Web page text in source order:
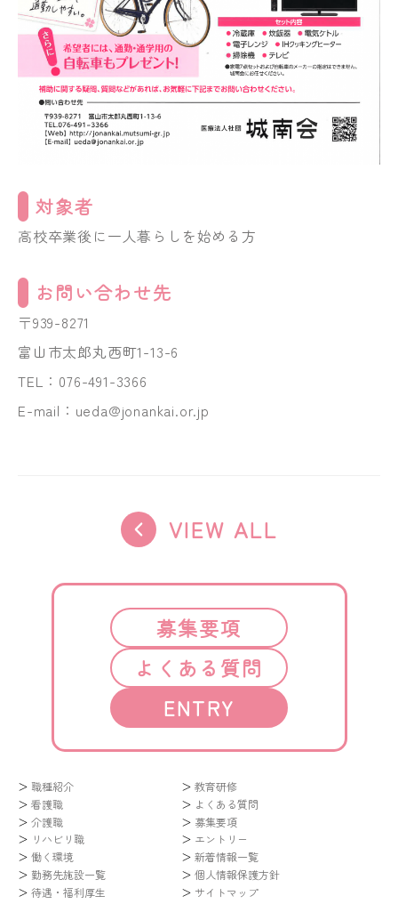
対象者
高校卒業後に一人暮らしを始める方
お問い合わせ先
〒939-8271
富山市太郎丸西町1-13-6
TEL：076-491-3366
E-mail：ueda@jonankai.or.jp
VIEW ALL
募集要項
よくある質問
ENTRY
職種紹介
看護職
介護職
リハビリ職
働く環境
勤務先施設一覧
待遇・福利厚生
教育研修
よくある質問
募集要項
エントリー
新着情報一覧
個人情報保護方針
サイトマップ